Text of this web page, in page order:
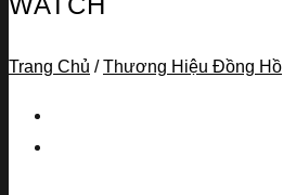
Trang Chủ / Thương Hiệu Đồng Hồ